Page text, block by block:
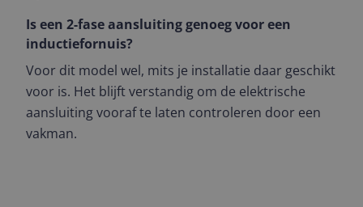
Is een 2-fase aansluiting genoeg voor een
inductiefornuis?
Voor dit model wel, mits je installatie daar geschikt
voor is. Het blijft verstandig om de elektrische
aansluiting vooraf te laten controleren door een
vakman.